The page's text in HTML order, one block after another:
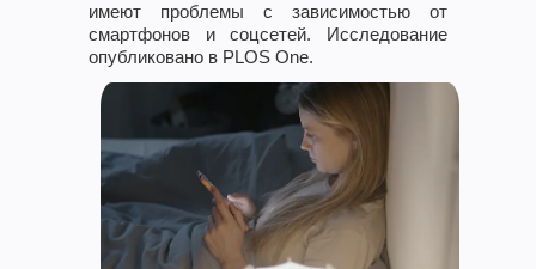
имеют проблемы с зависимостью от
смартфонов и соцсетей. Исследование
опубликовано в PLOS One.